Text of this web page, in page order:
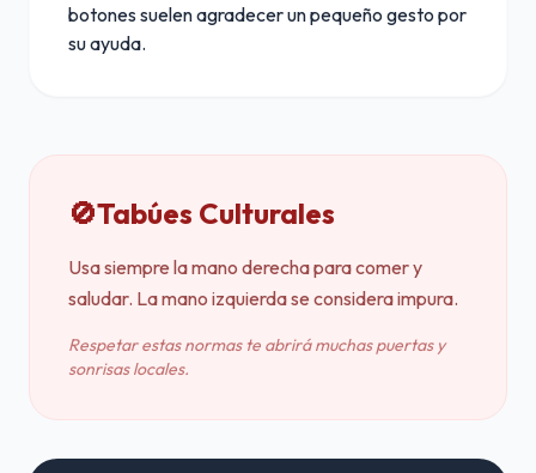
botones suelen agradecer un pequeño gesto por
su ayuda.
🚫Tabúes Culturales
Usa siempre la mano derecha para comer y
saludar. La mano izquierda se considera impura.
Respetar estas normas te abrirá muchas puertas y
sonrisas locales.